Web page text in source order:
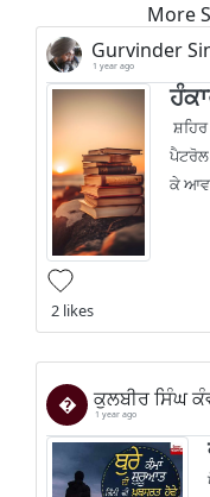
More
Gurvinder
1 year ago
ਪੈਟਰੋਲ
ਕੇ
2 likes
� ਕੁਲਬੀਰ ਸਿੰਘ
1 year ago